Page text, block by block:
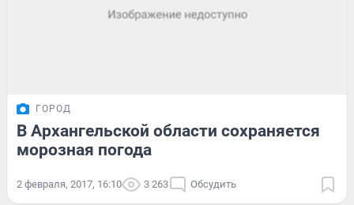
ГОРОД
В Архангельской области сохраняется
морозная погода
2 февраля, 2017, 16:10 3 263 Обсудить